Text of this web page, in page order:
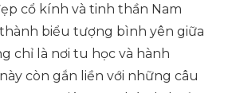
cổ kính và tinh thần Nam
biểu tượng bình yên giữa
chỉ là nơi tu học và hành
còn gắn liền với những câu